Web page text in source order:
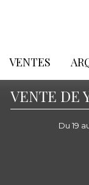
VENTES
VENTE DE
Du 19